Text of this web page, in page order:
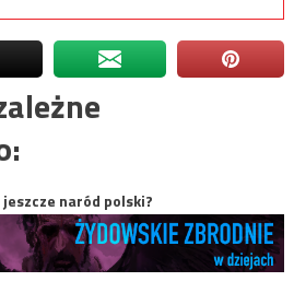
jeszcze naród polski?